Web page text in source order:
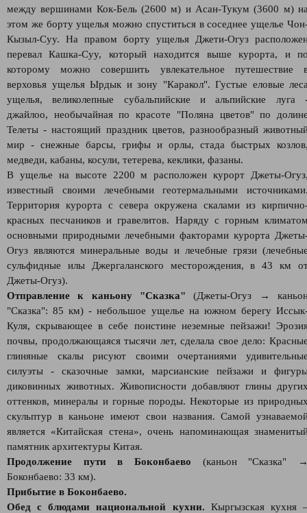
между вершинами Кок-Бель (2600 м) и Асан-Тукум (3600 м)
этом же борту ущелья можно спуститься в соседнее ущелье
Кызыл-Суу. На правом борту ущелья Джети-Огуз
перевал Кашка-Суу, который находится выше курорта, и
которому можно совершить увлекательное путешествие
верховья ущелья Ырдык и зону "Каракол". Густые еловые
ущелья, великолепные субальпийские и альпийские луга
джайлоо, необычайная по красоте "Поляна цветов" по
Телеты - настоящий праздник цветов, разнообразный
мир - снежные барсы, грифы и орлы, стада быстрых
медведи, кабаны, косули, тетерева, кеклики, фазаны.
В ущелье на высоте 2200 м расположен курорт Джеты-
известный своими лечебными геотермальными
Территория курорта с севера окружена скалами из
красных песчаников и гравелитов. Наряду с горным
основными природными лечебными факторами курорта
Огуз являются минеральные воды и лечебные грязи
сульфидные илы Джергаланского месторождения, в 43 км
Джеты-Огуз).
Отправление к каньону "Сказка"(Джеты-Огуз →
"Сказка": 85 км) - небольшое ущелье на южном берегу
Куля, скрывающее в себе поистине неземные пейзажи!
почвы, продолжающаяся тысячи лет, сделала свое дело:
глиняные скалы рисуют своими очертаниями
силуэты - сказочные замки, марсианские пейзажи и
диковинных животных. Живописности добавляют глины
оттенков, минералы и горные породы. Некоторые из
скульптур в каньоне имеют свои названия. Самой
является «Китайская стена», очень напоминающая
памятник архитектуры Китая.
Продолжение пути в Боконбаево (каньон "Сказка"
Боконбаево: 33 км).
Прибытие в Боконбаево.
Обед с блюдами национальной кухни. Кыргызская кухня